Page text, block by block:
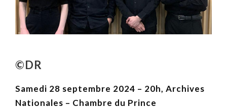
©DR
Samedi 28 septembre 2024 – 20h, Archives
Nationales – Chambre du Prince